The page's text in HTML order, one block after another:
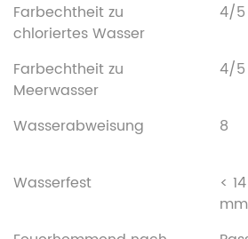
Farbechtheit zu
chloriertes Wasser
4/5
Farbechtheit zu
Meerwasser
4/5
Wasserabweisung
8
Wasserfest
< 14